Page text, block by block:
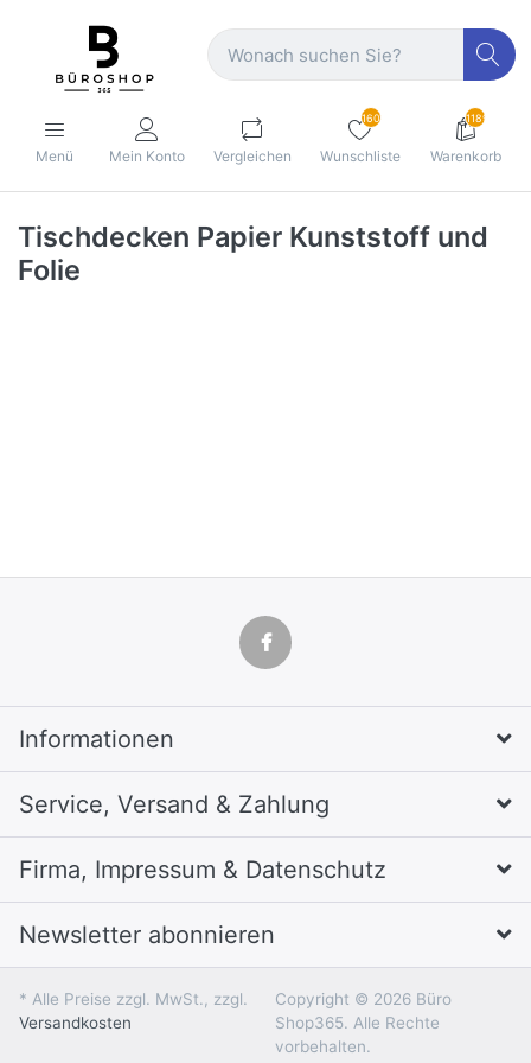
Menü Mein Konto Vergleichen
160
Wunschliste
1189
Warenkorb
Tischdecken Papier Kunststoff und
Folie
Informationen
Service, Versand & Zahlung
Firma, Impressum & Datenschutz
Newsletter abonnieren
* Alle Preise zzgl. MwSt., zzgl.
Versandkosten
Copyright © 2026 Büro
Shop365. Alle Rechte
vorbehalten.